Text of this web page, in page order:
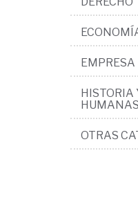
EMPRESA
HISTORIA
HUMANAS
OTRAS